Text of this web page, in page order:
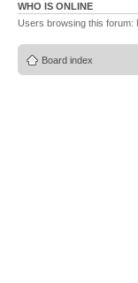
WHO IS ONLINE
Users browsing this forum:
Board index